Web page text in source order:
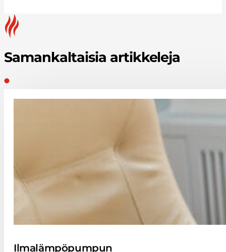
Samankaltaisia artikkeleja
Ilmalämpöpumpun